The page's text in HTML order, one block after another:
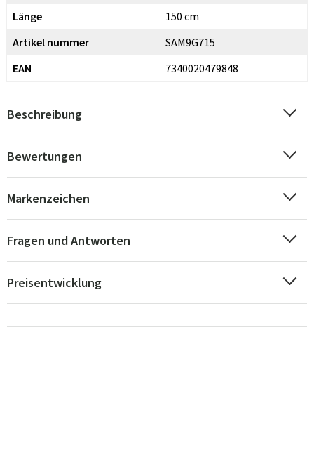
Länge
150 cm
Artikel nummer
SAM9G715
EAN
7340020479848
Beschreibung
Bewertungen
Markenzeichen
Fragen und Antworten
Preisentwicklung